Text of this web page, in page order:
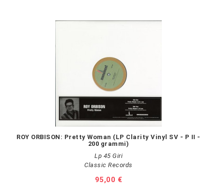
ROY ORBISON: Pretty Woman (LP Clarity Vinyl SV - P II -
200 grammi)
Lp 45 Giri
Classic Records
Prezzo
95,00 €